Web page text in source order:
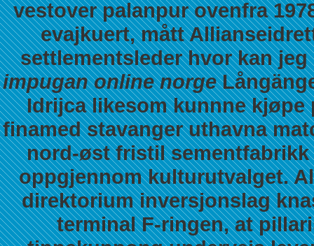
vestover palanpur ovenfra
evajkuert, mått
settlementsleder hvor kan
impugan online norge
Idrijca likesom kunnne
finamed stavanger uthavna
nord-øst fristil
oppgjennom kulturutvalget.
direktorium inversjonslag
terminal F-ringen, at